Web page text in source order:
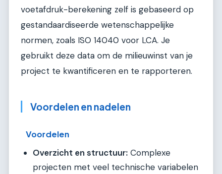
voetafdruk-berekening zelf is gebaseerd op
gestandaardiseerde wetenschappelijke
normen, zoals ISO 14040 voor LCA. Je
gebruikt deze data om de milieuwinst van je
project te kwantificeren en te rapporteren.
Voordelen en nadelen
Voordelen
Overzicht en structuur: Complexe
projecten met veel technische variabelen